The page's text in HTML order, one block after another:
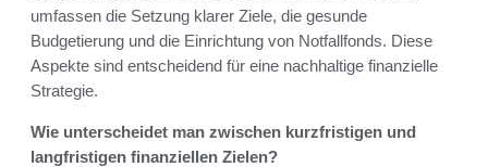
umfassen die Setzung klarer Ziele, die gesunde
Budgetierung und die Einrichtung von Notfallfonds. Diese
Aspekte sind entscheidend für eine nachhaltige finanzielle
Strategie.
Wie unterscheidet man zwischen kurzfristigen und
langfristigen finanziellen Zielen?